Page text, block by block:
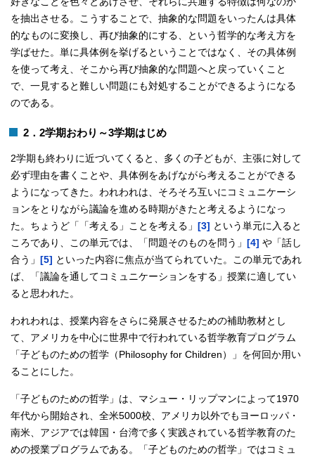
を抽出させる。こうすることで、抽象的な問題をいったんは具体
的なものに変換し、再び抽象的にする、という哲学的な考え方を
学ばせた。単に具体例を挙げるということではなく、その具体例
を使って考え、そこから再び抽象的な問題へと戻っていくこと
で、一見すると難しい問題にも対処することができるようになる
のである。
2．2学期おわり～3学期はじめ
2学期も終わりに近づいてくると、多くの子どもが、主張に対して
必ず理由を書くことや、具体例をあげながら考えることができる
ようになってきた。われわれは、そろそろ互いにコミュニケーシ
ョンをとりながら議論を進める時期がきたと考えるようになっ
た。ちょうど「「考える」ことを考える」 [3] という単元に入ると
ころであり、この単元では、「問題そのものを問う」 [4] や「話し
合う」 [5] といった内容に焦点が当てられていた。この単元であれ
ば、「議論を通してコミュニケーションをする」授業に適してい
ると思われた。
われわれは、授業内容をさらに発展させるための補助教材とし
て、アメリカを中心に世界中で行われている哲学教育プログラム
「子どものための哲学（Philosophy for Children）」を何回か用い
ることにした。
「子どものための哲学」は、マシュー・リップマンによって1970
年代から開始され、全米5000校、アメリカ以外でもヨーロッパ・
南米、アジアでは韓国・台湾で多く実践されている哲学教育のた
めの授業プログラムである。「子どものための哲学」ではコミュ